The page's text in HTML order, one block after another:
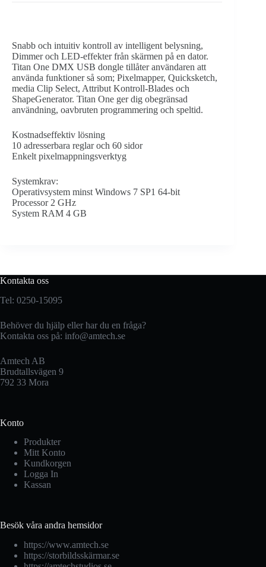
Snabb och intuitiv kontroll av intelligent belysning,
Dimmer och LED-effekter från skärmen på en dator.
Titan One DMX USB dongle tillåter användaren att
använda funktioner så som; Pixelmapper, Quicksketch,
media Clip Select, Attribut Kontroll-Blades och
ShapeGenerator. Titan One ger dig obegränsad
användning, oavbruten programmering och speltid.
Kostnadseffektiv lösning
10 adresserbara reglar och 60 sidor
Enkelt pixelmappningsverktyg
Systemkrav:
Operativsystem minst Windows 7 SP1 64-bit
Processor 2 GHz
System RAM 4 GB
Kontakta oss
Tel: 0250-15095
Behöver du hjälp eller har du en fråga?
Kontakta oss på: info@amtech.se
Amtech AB
Brudtallsvägen 9
792 33 Mora
Konto
Produkter
Mitt Konto
Kundkorgen
Logga In
Kassan
Besök våra andra hemsidor
https://www.amtech.se
https://storbildsskärmar.se